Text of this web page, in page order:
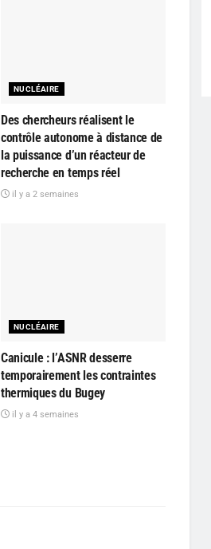
NUCLÉAIRE
Des chercheurs réalisent le
contrôle autonome à distance de
la puissance d’un réacteur de
recherche en temps réel
il y a 2 semaines
NUCLÉAIRE
Canicule : l’ASNR desserre
temporairement les contraintes
thermiques du Bugey
il y a 4 semaines